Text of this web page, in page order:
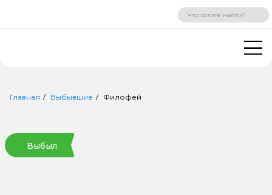
ВХОД РЕГИСТРАЦИЯ
Главная Выбывшие Филофей
Выбыл